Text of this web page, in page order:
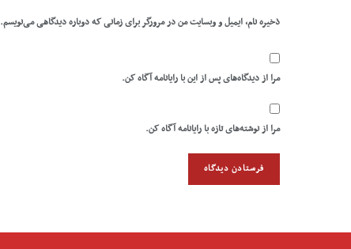
ذخیره نام، ایمیل و وبسایت من در مرورگر برای زمانی که دوباره دیدگاهی می‌نویسم.
مرا از دیدگاه‌های پس از این با رایانامه آگاه کن.
مرا از نوشته‌های تازه با رایانامه آگاه کن.